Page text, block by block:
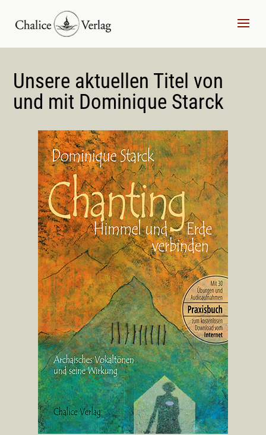
Unsere aktuellen Titel von
und mit Dominique Starck